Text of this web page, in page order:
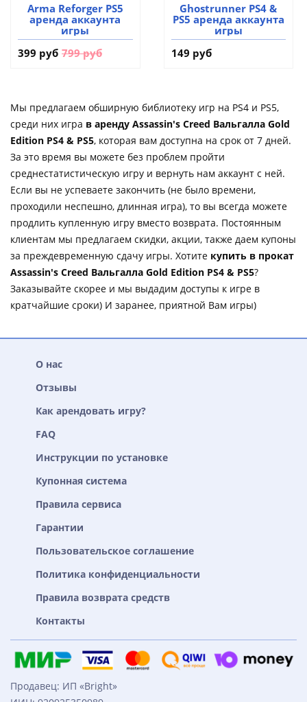
Arma Reforger PS5
аренда аккаунта
игры
399 руб 799 руб
Ghostrunner PS4 &
PS5 аренда аккаунта
игры
149 руб
Мы предлагаем обширную библиотеку игр на PS4 и PS5,
среди них игра в аренду Assassin's Creed Вальгалла Gold
Edition PS4 & PS5, которая вам доступна на срок от 7 дней.
За это время вы можете без проблем пройти
среднестатистическую игру и вернуть нам аккаунт с ней.
Если вы не успеваете закончить (не было времени,
проходили неспешно, длинная игра), то вы всегда можете
продлить купленную игру вместо возврата. Постоянным
клиентам мы предлагаем скидки, акции, также даем купоны
за преждевременную сдачу игры. Хотите купить в прокат
Assassin's Creed Вальгалла Gold Edition PS4 & PS5?
Заказывайте скорее и мы выдадим доступы к игре в
кратчайшие сроки) И заранее, приятной Вам игры)
О нас
Отзывы
Как арендовать игру?
FAQ
Инструкции по установке
Купонная система
Правила сервиса
Гарантии
Пользовательское соглашение
Политика конфиденциальности
Правила возврата средств
Контакты
Продавец: ИП «Bright»